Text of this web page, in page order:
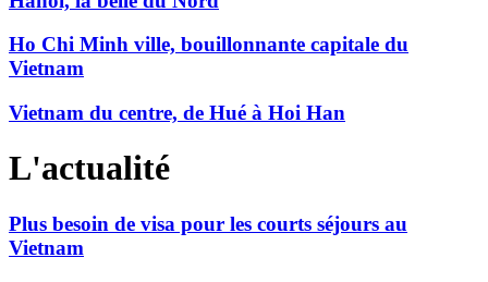
Ho Chi Minh ville, bouillonnante capitale du
Vietnam
Vietnam du centre, de Hué à Hoi Han
L'actualité
Plus besoin de visa pour les courts séjours au
Vietnam